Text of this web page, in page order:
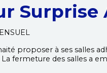
Surprise
proposer à ses
La fermeture des salles